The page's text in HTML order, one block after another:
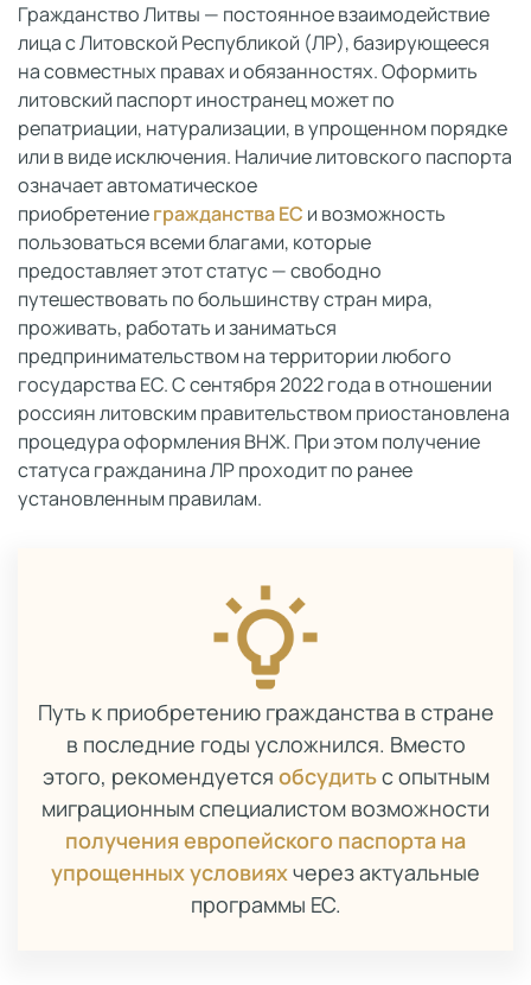
Гражданство Литвы — постоянное взаимодействие
лица с Литовской Республикой (ЛР), базирующееся
на совместных правах и обязанностях. Оформить
литовский паспорт иностранец может по
репатриации, натурализации, в упрощенном порядке
или в виде исключения. Наличие литовского паспорта
означает автоматическое
приобретениегражданства ЕС и возможность
пользоваться всеми благами, которые
предоставляет этот статус — свободно
путешествовать по большинству стран мира,
проживать, работать и заниматься
предпринимательством на территории любого
государства ЕС. С сентября 2022 года в отношении
россиян литовским правительством приостановлена
процедура оформления ВНЖ. При этом получение
статуса гражданина ЛР проходит по ранее
установленным правилам.
Путь к приобретению гражданства в стране
в последние годы усложнился. Вместо
этого, рекомендуется обсудитьс опытным
миграционным специалистом возможности
получения европейского паспорта на
упрощенных условияхчерез актуальные
программы ЕС.